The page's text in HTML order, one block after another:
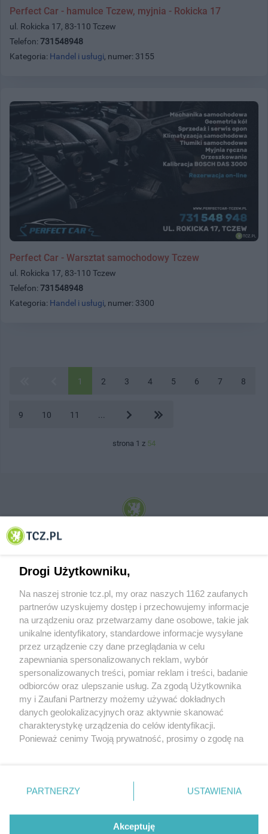
Perfect Car - hamulce Tczew, myjnia - Rokicka 17
ul. Rokicka 17, 83-110 Tczew
Telefon: 731548948
Kategoria: Handel i usługi, numer: 3155
Perfect Car - Warsztat samochodowy Tczew
ul. Rokicka 17, 83-110 Tczew
Telefon: 731548948
Kategoria: Handel i usługi, numer: 3300
1 2 3 4 5 6 7 8
9 10 11
strona 1 z 54
© 2001-2026 Tczew - TCZ.PL Sp. z o.o. Internetowy Serwis Informacyjny Miasta
O FIRMIE POLITYKA PRYWATNOŚCI HOSTING
REKLAMA WSPÓŁPRACA RSS FACEBOOK KONTAKT
Nasze serwisy
Aktualności
Tcz24
Historia miasta
Muzyka i kultura
Archiwum wydarzeń
Zdjęcia miasta
Drogi Użytkowniku,
Na naszej stronie tcz.pl, my oraz naszych 1162 zaufanych
partnerów uzyskujemy dostęp i przechowujemy informacje
na urządzeniu oraz przetwarzamy dane osobowe, takie jak
unikalne identyfikatory, standardowe informacje wysyłane
przez urządzenie czy dane przeglądania w celu
zapewniania spersonalizowanych reklam, wybór
spersonalizowanych treści, pomiar reklam i treści, badanie
odbiorców oraz ulepszanie usług. Za zgodą Użytkownika
my i Zaufani Partnerzy możemy używać dokładnych
danych geolokalizacyjnych oraz aktywnie skanować
charakterystykę urządzenia do celów identyfikacji.
Ponieważ cenimy Twoją prywatność, prosimy o zgodę na
znajdujący się w lewym dolnym rogu strony
. Niektóre
PARTNERZY USTAWIENIA
Akceptuję